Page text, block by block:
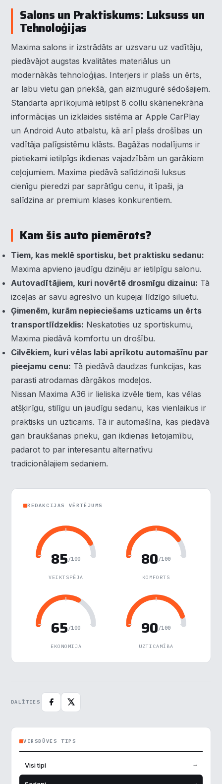
Salons un Praktiskums: Luksuss un
Tehnoloģijas
Maxima salons ir izstrādāts ar uzsvaru uz vadītāju,
piedāvājot augstas kvalitātes materiālus un
modernākās tehnoloģijas. Interjers ir plašs un ērts,
ar labu vietu gan priekšā, gan aizmugurē sēdošajiem.
Standarta aprīkojumā ietilpst 8 collu skārienekrāna
informācijas un izklaides sistēma ar Apple CarPlay
un Android Auto atbalstu, kā arī plašs drošības un
vadītāja palīgsistēmu klāsts. Bagāžas nodalījums ir
pietiekami ietilpīgs ikdienas vajadzībām un garākiem
ceļojumiem. Maxima piedāvā salīdzinoši luksus
cienīgu pieredzi par saprātīgu cenu, it īpaši, ja
salīdzina ar premium klases konkurentiem.
Kam šis auto piemērots?
Tiem, kas meklē sportisku, bet praktisku sedanu:
Maxima apvieno jaudīgu dzinēju ar ietilpīgu salonu.
Autovadītājiem, kuri novērtē drosmīgu dizainu: Tā
izceļas ar savu agresīvo un kupejai līdzīgo siluetu.
Ģimenēm, kurām nepieciešams uzticams un ērts
transportlīdzeklis: Neskatoties uz sportiskumu,
Maxima piedāvā komfortu un drošību.
Cilvēkiem, kuri vēlas labi aprīkotu automašīnu par
pieejamu cenu: Tā piedāvā daudzas funkcijas, kas
parasti atrodamas dārgākos modeļos.
Nissan Maxima A36 ir lieliska izvēle tiem, kas vēlas
atšķirīgu, stilīgu un jaudīgu sedanu, kas vienlaikus ir
praktisks un uzticams. Tā ir automašīna, kas piedāvā
gan braukšanas prieku, gan ikdienas lietojamību,
padarot to par interesantu alternatīvu
tradicionālajiem sedaniem.
REDAKCIJAS VĒRTĒJUMS
85 /100
VEIKTSPĒJA
80 /100
KOMFORTS
65 /100
EKONOMIJA
90 /100
UZTICAMĪBA
DALĪTIES
VIRSBŪVES TIPS
Visi tipi →
Piekrišanas preferences ×
Mēs izmantojam sīkdatnes, lai palīdzētu jums efektīvi
pārvietoties un veikt noteiktas funkcijas. Zemāk katras
piekrišanas kategorijā atradīsiet detalizētu informāciju par
▶ Nepieciešamās
Funkcionālais
Analītika
Veiktspēja
Reklāma